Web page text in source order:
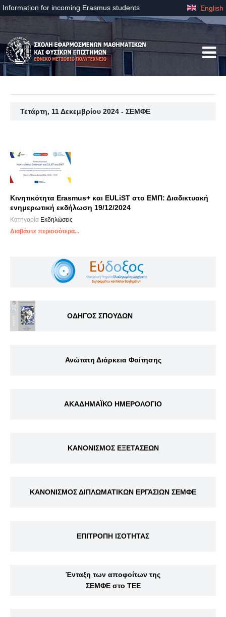
Information for incoming Erasmus students English
Τετάρτη, 11 Δεκεμβρίου 2024 - ΣΕΜΦΕ
Κινητικότητα Erasmus+ και EULiST στο ΕΜΠ: Διαδικτυακή
ενημερωτική εκδήλωση 19/12/2024
Κατηγορία Εκδηλώσεις
Διαβάστε περισσότερα...
ΟΔΗΓΟΣ ΣΠΟΥΔΩΝ
Ανώτατη Διάρκεια Φοίτησης
ΑΚΑΔΗΜΑΪΚΟ ΗΜΕΡΟΛΟΓΙΟ
ΚΑΝΟΝΙΣΜΟΣ ΕΞΕΤΑΣΕΩΝ
ΚΑΝΟΝΙΣΜΟΣ ΔΙΠΛΩΜΑΤΙΚΩΝ ΕΡΓΑΣΙΩΝ ΣΕΜΦΕ
ΕΠΙΤΡΟΠΗ ΙΣΟΤΗΤΑΣ
Ένταξη των αποφοίτων της
ΣΕΜΦΕ στο ΤΕΕ